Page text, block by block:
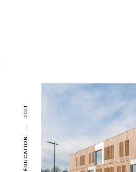
ÉDUCATION
...
2021